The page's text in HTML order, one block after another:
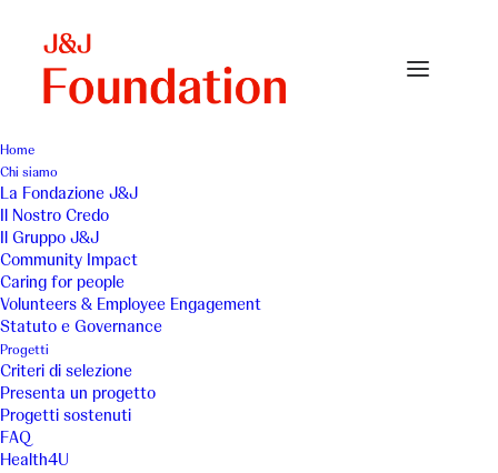
Home
Chi siamo
La Fondazione J&J
Il Nostro Credo
Il Gruppo J&J
Community Impact
Caring for people
Volunteers & Employee Engagement
Statuto e Governance
Progetti
Criteri di selezione
Presenta un progetto
Progetti sostenuti
FAQ
Health4U
Casa AMICA Onlus